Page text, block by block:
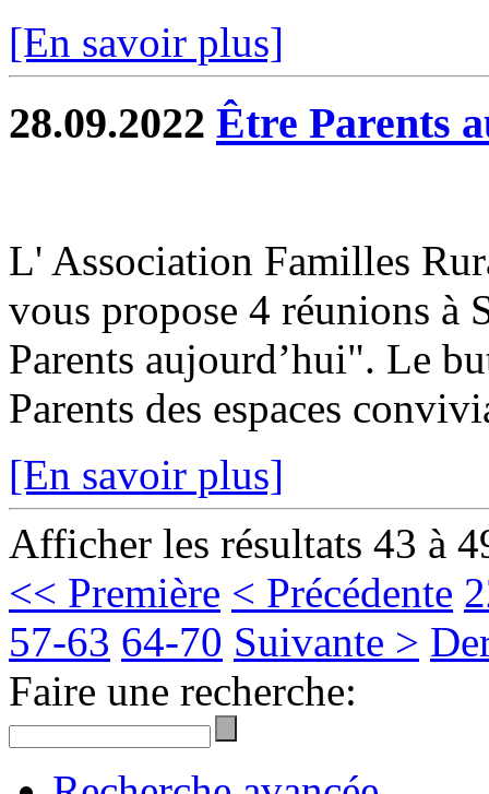
[En savoir plus]
28.09.2022 Être Parents
L' Association Familles
vous propose 4 réunions à
Parents aujourd’hui". Le
Parents des espaces
[En savoir plus]
Afficher les résultats 43 à
<< Première < Précédente
57-63 64-70 Suivante >
Faire une recherche: